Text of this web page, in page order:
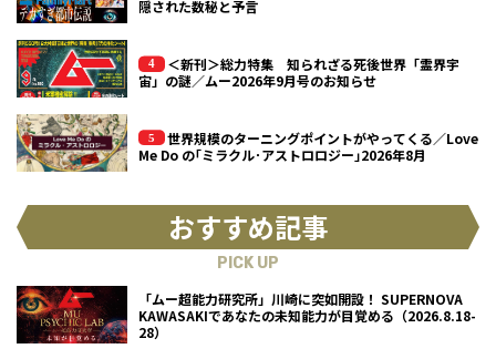
隠された数秘と予言
＜新刊＞総力特集 知られざる死後世界「霊界宇
宙」の謎／ムー2026年9月号のお知らせ
世界規模のターニングポイントがやってくる／Love
Me Do の｢ミラクル･アストロロジー｣2026年8月
おすすめ記事
PICK UP
「ムー超能力研究所」川崎に突如開設！ SUPERNOVA
KAWASAKIであなたの未知能力が目覚める（2026.8.18-
28）